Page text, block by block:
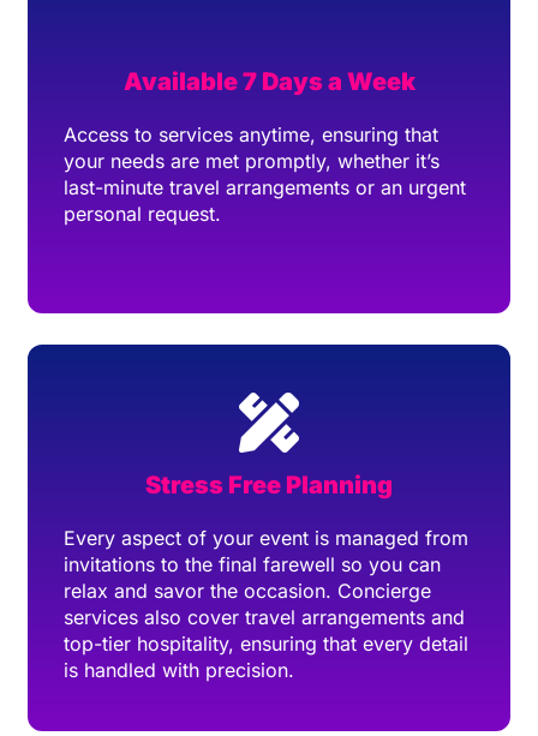
Available 7 Days a Week
Access to services anytime, ensuring that
your needs are met promptly, whether it’s
last-minute travel arrangements or an urgent
personal request.
Stress Free Planning
Every aspect of your event is managed from
invitations to the final farewell so you can
relax and savor the occasion. Concierge
services also cover travel arrangements and
top-tier hospitality, ensuring that every detail
is handled with precision.